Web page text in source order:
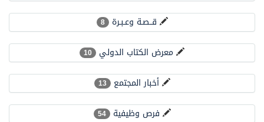
قــصـة وعـبـرة 8
معرض الكتاب الدولي 10
أخبار المجتمع 13
فرص وظيفية 54